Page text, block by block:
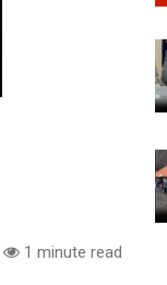
1 minute read